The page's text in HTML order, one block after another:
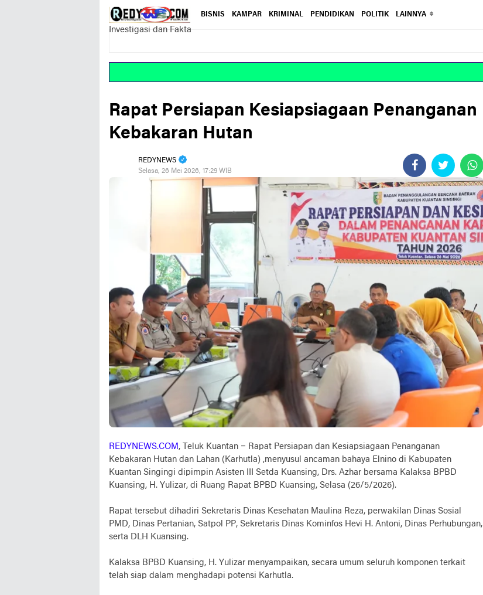
Investigasi dan Fakta
BISNIS KAMPAR KRIMINAL PENDIDIKAN POLITIK LAINNYA
Rapat Persiapan Kesiapsiagaan Penanganan
Kebakaran Hutan
REDYNEWS
Selasa, 26 Mei 2026, 17:29 WIB
REDYNEWS.COM, Teluk Kuantan – Rapat Persiapan dan Kesiapsiagaan Penanganan
Kebakaran Hutan dan Lahan (Karhutla) ,menyusul ancaman bahaya Elnino di Kabupaten
Kuantan Singingi dipimpin Asisten III Setda Kuansing, Drs. Azhar bersama Kalaksa BPBD
Kuansing, H. Yulizar, di Ruang Rapat BPBD Kuansing, Selasa (26/5/2026).
Rapat tersebut dihadiri Sekretaris Dinas Kesehatan Maulina Reza, perwakilan Dinas Sosial
PMD, Dinas Pertanian, Satpol PP, Sekretaris Dinas Kominfos Hevi H. Antoni, Dinas Perhubungan,
serta DLH Kuansing.
Kalaksa BPBD Kuansing, H. Yulizar menyampaikan, secara umum seluruh komponen terkait
telah siap dalam menghadapi potensi Karhutla.